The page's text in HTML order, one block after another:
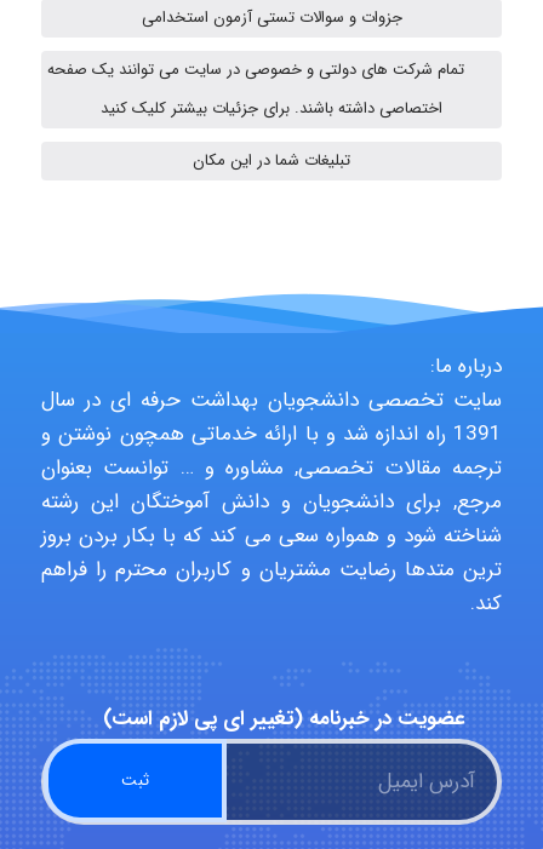
USER124
abolfazlkoshehe
abolfazlkoshehe
A.balandeh
Jafar Tym
aghajari vahid
جزوات و سوالات تستی آزمون استخدامی
تمام شرکت های دولتی و خصوصی در سایت می توانند یک صفحه
اختصاصی داشته باشند. برای جزئیات بیشتر کلیک کنید
تبلیغات شما در این مکان
درباره ما:
سایت تخصصی دانشجویان بهداشت حرفه ای در سال
1391 راه اندازه شد و با ارائه خدماتی همچون نوشتن و
ترجمه مقالات تخصصی, مشاوره و … توانست بعنوان
مرجع, برای دانشجویان و دانش آموختگان این رشته
شناخته شود و همواره سعی می کند که با بکار بردن بروز
ترین متدها رضایت مشتریان و کاربران محترم را فراهم
کند.
عضویت در خبرنامه (تغییر ای پی لازم است)